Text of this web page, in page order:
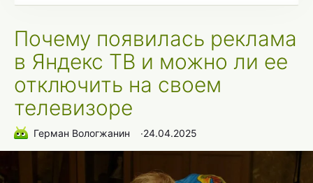
Почему появилась реклама
в Яндекс ТВ и можно ли ее
отключить на своем
телевизоре
Герман Вологжанин ∙24.04.2025